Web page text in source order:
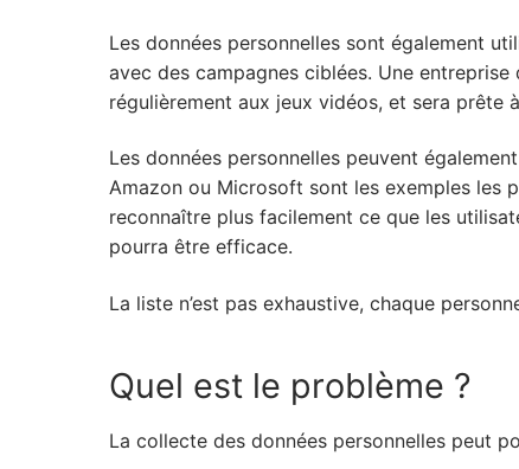
Les données personnelles sont également
avec des campagnes ciblées. Une
régulièrement aux jeux vidéos, et sera prête
Les données personnelles peuvent
Amazon ou Microsoft sont les exemples les
reconnaître plus facilement ce que les
pourra être efficace.
La liste n’est pas exhaustive, chaque
Quel est le problème ?
La collecte des données personnelles peut